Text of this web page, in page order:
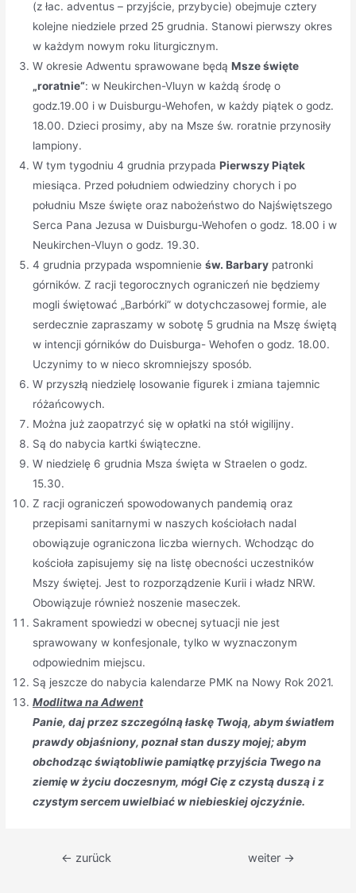
(z łac. adventus – przyjście, przybycie) obejmuje cztery
kolejne niedziele przed 25 grudnia. Stanowi pierwszy okres
w każdym nowym roku liturgicznym.
W okresie Adwentu sprawowane będąMsze święte
„roratnie“: w Neukirchen-Vluyn w każdą środę o
godz.19.00 i w Duisburgu-Wehofen, w każdy piątek o godz.
18.00. Dzieci prosimy, aby na Msze św. roratnie przynosiły
lampiony.
W tym tygodniu 4 grudnia przypadaPierwszy Piątek
miesiąca. Przed południem odwiedziny chorych i po
południu Msze święte oraz nabożeństwo do Najświętszego
Serca Pana Jezusa w Duisburgu-Wehofen o godz. 18.00 i w
Neukirchen-Vluyn o godz. 19.30.
4 grudnia przypada wspomnienieśw. Barbary patronki
górników. Z racji tegorocznych ograniczeń nie będziemy
mogli świętować „Barbórki” w dotychczasowej formie, ale
serdecznie zapraszamy w sobotę 5 grudnia na Mszę świętą
w intencji górników do Duisburga- Wehofen o godz. 18.00.
Uczynimy to w nieco skromniejszy sposób.
W przyszłą niedzielę losowanie figurek i zmiana tajemnic
różańcowych.
Można już zaopatrzyć się w opłatki na stół wigilijny.
Są do nabycia kartki świąteczne.
W niedzielę 6 grudnia Msza święta w Straelen o godz.
15.30.
Z racji ograniczeń spowodowanych pandemią oraz
przepisami sanitarnymi w naszych kościołach nadal
obowiązuje ograniczona liczba wiernych. Wchodząc do
kościoła zapisujemy się na listę obecności uczestników
Mszy świętej. Jest to rozporządzenie Kurii i władz NRW.
Obowiązuje również noszenie maseczek.
Sakrament spowiedzi w obecnej sytuacji nie jest
sprawowany w konfesjonale, tylko w wyznaczonym
odpowiednim miejscu.
Są jeszcze do nabycia kalendarze PMK na Nowy Rok 2021.
Modlitwa na Adwent
Panie, daj przez szczególną łaskę Twoją, abym światłem
prawdy objaśniony, poznał stan duszy mojej; abym
obchodząc świątobliwie pamiątkę przyjścia Twego na
ziemię w życiu doczesnym, mógł Cię z czystą duszą i z
czystym sercem uwielbiać w niebieskiej ojczyźnie.
Beitragsnavigation
← zurück weiter →